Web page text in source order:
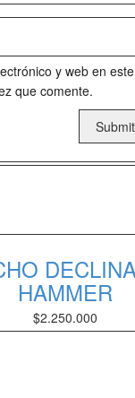
y web en este
que comente.
HAMMER
$2.250.000